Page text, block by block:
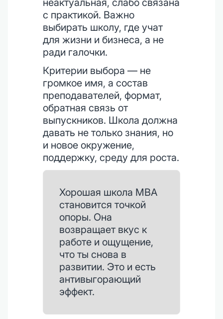
неактуальная, слабо связана
с практикой. Важно
выбирать школу, где учат
для жизни и бизнеса, а не
ради галочки.
Критерии выбора — не
громкое имя, а состав
преподавателей, формат,
обратная связь от
выпускников. Школа должна
давать не только знания, но
и новое окружение,
поддержку, среду для роста.
Хорошая школа MBA
становится точкой
опоры. Она
возвращает вкус к
работе и ощущение,
что ты снова в
развитии. Это и есть
антивыгорающий
эффект.